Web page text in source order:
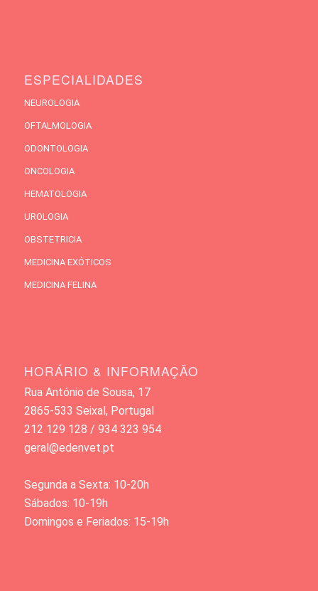
ESPECIALIDADES
NEUROLOGIA
OFTALMOLOGIA
ODONTOLOGIA
ONCOLOGIA
HEMATOLOGIA
UROLOGIA
OBSTETRICIA
MEDICINA EXÓTICOS
MEDICINA FELINA
HORÁRIO & INFORMAÇÃO
Rua António de Sousa, 17
2865-533 Seixal, Portugal
212 129 128 / 934 323 954
geral@edenvet.pt
Segunda a Sexta: 10-20h
Sábados: 10-19h
Domingos e Feriados: 15-19h